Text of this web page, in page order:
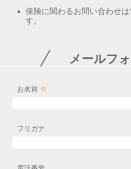
保険に関わるお問い合わせ
す。
メールフ
お名前 ※
フリガナ